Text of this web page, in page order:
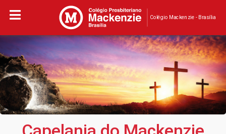
Colégio Mackenzie - Brasília